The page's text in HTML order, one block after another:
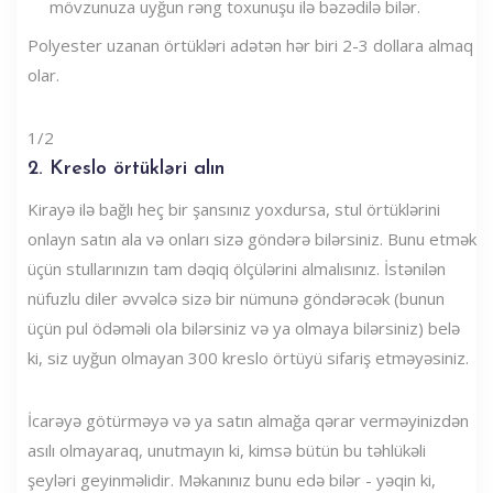
Polyester uzanan örtükləri adətən hər biri 2-3 dollara almaq
olar.
1/2
2. Kreslo örtükləri alın
Kirayə ilə bağlı heç bir şansınız yoxdursa, stul örtüklərini
onlayn satın ala və onları sizə göndərə bilərsiniz. Bunu etmək
üçün stullarınızın tam dəqiq ölçülərini almalısınız. İstənilən
nüfuzlu diler əvvəlcə sizə bir nümunə göndərəcək (bunun
üçün pul ödəməli ola bilərsiniz və ya olmaya bilərsiniz) belə
ki, siz uyğun olmayan 300 kreslo örtüyü sifariş etməyəsiniz.
İcarəyə götürməyə və ya satın almağa qərar verməyinizdən
asılı olmayaraq, unutmayın ki, kimsə bütün bu təhlükəli
şeyləri geyinməlidir. Məkanınız bunu edə bilər - yəqin ki,